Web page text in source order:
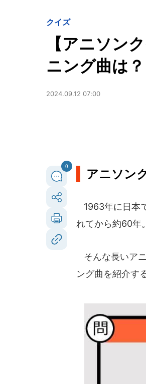
クイズ
【アニソン
ニング曲は？
2024.09.12 07:00
0
アニソン
1963年に日本
れてから約60年
そんな長いア
ング曲を紹介す